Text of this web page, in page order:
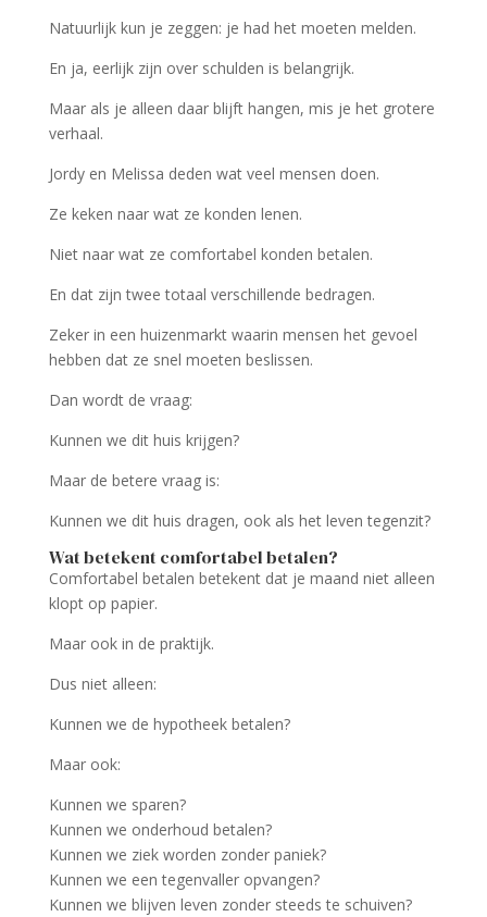
Natuurlijk kun je zeggen: je had het moeten melden.
En ja, eerlijk zijn over schulden is belangrijk.
Maar als je alleen daar blijft hangen, mis je het grotere
verhaal.
Jordy en Melissa deden wat veel mensen doen.
Ze keken naar wat ze konden lenen.
Niet naar wat ze comfortabel konden betalen.
En dat zijn twee totaal verschillende bedragen.
Zeker in een huizenmarkt waarin mensen het gevoel
hebben dat ze snel moeten beslissen.
Dan wordt de vraag:
Kunnen we dit huis krijgen?
Maar de betere vraag is:
Kunnen we dit huis dragen, ook als het leven tegenzit?
Wat betekent comfortabel betalen?
Comfortabel betalen betekent dat je maand niet alleen
klopt op papier.
Maar ook in de praktijk.
Dus niet alleen:
Kunnen we de hypotheek betalen?
Maar ook:
Kunnen we sparen?
Kunnen we onderhoud betalen?
Kunnen we ziek worden zonder paniek?
Kunnen we een tegenvaller opvangen?
Kunnen we blijven leven zonder steeds te schuiven?